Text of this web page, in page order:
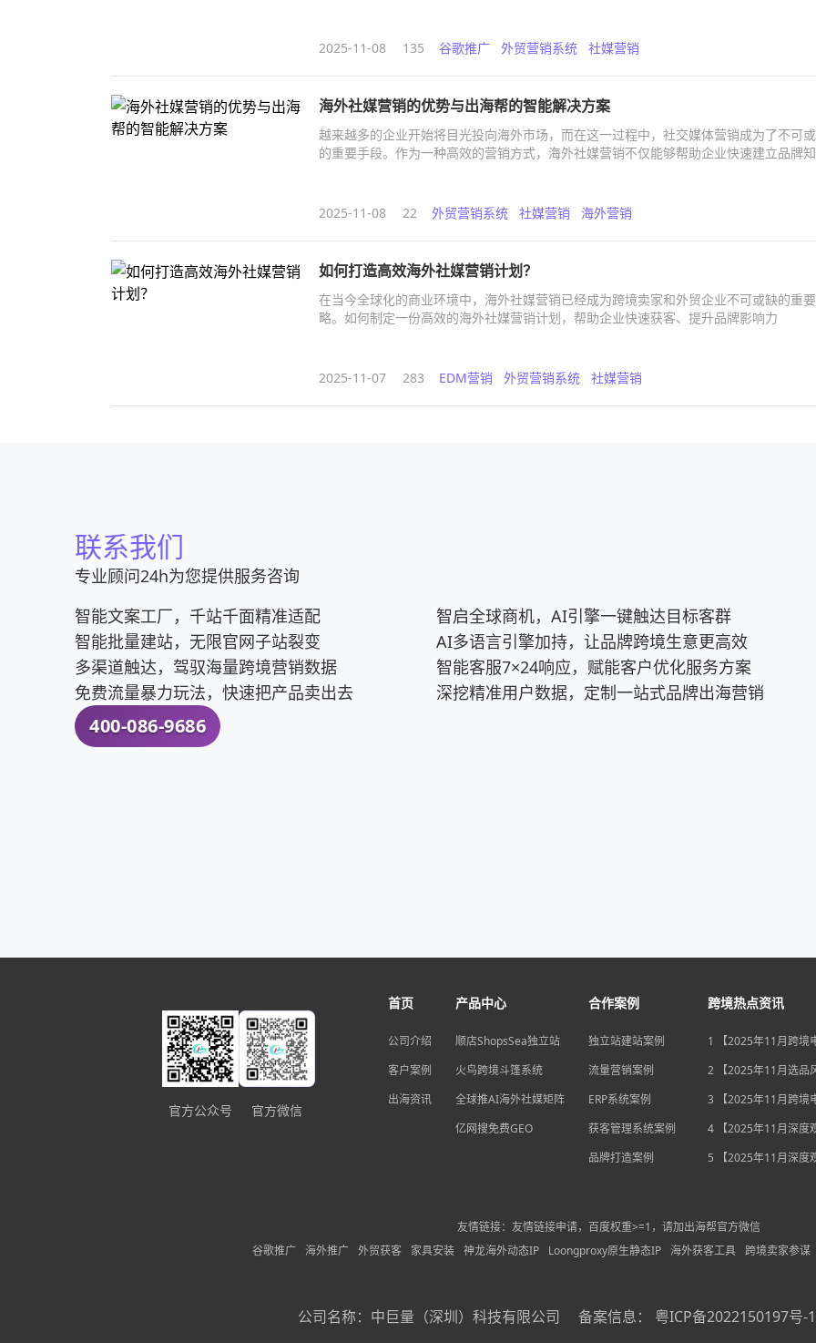
2025-11-08 135 谷歌推广 外贸营销系统 社媒营销
海外社媒营销的优势与出海帮的智能解决方案
越来越多的企业开始将目光投向海外市场，而在这一过程中，社交媒体营销成为了不可
的重要手段。作为一种高效的营销方式，海外社媒营销不仅能够帮助企业快速建立品牌知
2025-11-08 22 外贸营销系统 社媒营销 海外营销
如何打造高效海外社媒营销计划？
在当今全球化的商业环境中，海外社媒营销已经成为跨境卖家和外贸企业不可或缺的重
略。如何制定一份高效的海外社媒营销计划，帮助企业快速获客、提升品牌影响力
2025-11-07 283 EDM营销 外贸营销系统 社媒营销
联系我们
专业顾问24h为您提供服务咨询
智能文案工厂，千站千面精准适配
智能批量建站，无限官网子站裂变
多渠道触达，驾驭海量跨境营销数据
免费流量暴力玩法，快速把产品卖出去
400-086-9686
智启全球商机，AI引擎一键触达目标客群
AI多语言引擎加持，让品牌跨境生意更高效
智能客服7×24响应，赋能客户优化服务方案
深挖精准用户数据，定制一站式品牌出海营销
官方公众号 官方微信
首页
公司介绍
客户案例
出海资讯
产品中心
顺店ShopsSea独立站
火鸟跨境斗篷系统
全球推AI海外社媒矩阵
亿网搜免费GEO
合作案例
独立站建站案例
流量营销案例
ERP系统案例
获客管理系统案例
品牌打造案例
跨境热点资讯
1 【2025年11月跨境
独立站流量自主权如
2 【2025年11月选品
后，跨境电商如何抢
3 【2025年11月跨境
宽，独立站卖家如何
4 【2025年11月深度
后，跨境电商如何用“
5 【2025年11月深度
友情链接：友情链接申请，百度权重>=1，请加出海帮官方微信
谷歌推广
海外推广 外贸获客 家具安装 神龙海外动态IP Loongproxy原生静态IP 海外获客工具 跨境卖家参谋
公司名称： 中巨量（深圳）科技有限公司 备案信息： 粤ICP备2022150197号-